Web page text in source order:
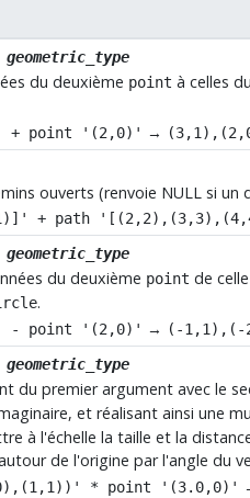
geometric_type
du deuxième point à celles
+ point '(2,0)' →
ouverts (renvoie NULL si un
+ path
geometric_type
du deuxième point de
.
- point '(2,0)' → (-1,1),(-
geometric_type
du premier argument avec le
et réalisant ainsi une
à l'échelle la taille et la
de l'origine par l'angle du
* point '(3.0,0)'